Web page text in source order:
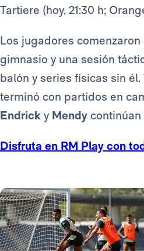
Tartiere (hoy, 21:30 h;
Los jugadores
gimnasio y una sesión
balón y series físicas sin
terminó con partidos en
Endrick y Mendy
Disfruta en RM Play con